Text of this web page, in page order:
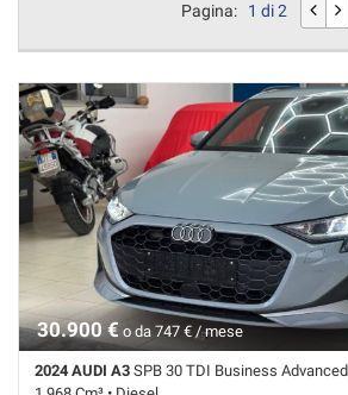
Pagina: 1 di 2
30.900 € o da 747 € / mese
2024 AUDI A3 SPB 30 TDI Business Advanced